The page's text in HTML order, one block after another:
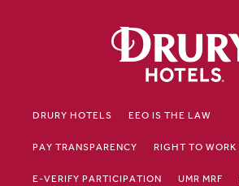
DRURY HOTELS EEO IS THE LAW
PAY TRANSPARENCY RIGHT TO WORK
E-VERIFY PARTICIPATION UMR MRF